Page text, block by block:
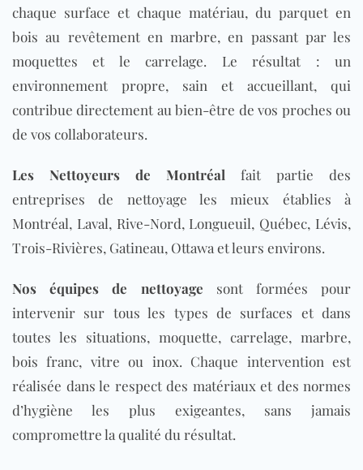
chaque surface et chaque matériau, du parquet en
bois au revêtement en marbre, en passant par les
moquettes et le carrelage. Le résultat : un
environnement propre, sain et accueillant, qui
contribue directement au bien-être de vos proches ou
de vos collaborateurs.
Les Nettoyeurs de Montréal fait partie des
entreprises de nettoyage les mieux établies à
Montréal, Laval, Rive-Nord, Longueuil, Québec, Lévis,
Trois-Rivières, Gatineau, Ottawa et leurs environs.
Nos équipes de nettoyage sont formées pour
intervenir sur tous les types de surfaces et dans
toutes les situations, moquette, carrelage, marbre,
bois franc, vitre ou inox. Chaque intervention est
réalisée dans le respect des matériaux et des normes
d’hygiène les plus exigeantes, sans jamais
compromettre la qualité du résultat.